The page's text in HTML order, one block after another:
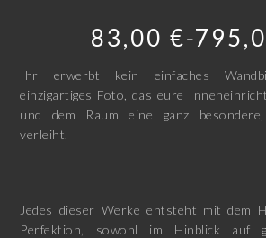
83,00€ –
Ihr erwerbt kein einfaches
einzigartiges Foto, das eure
und dem Raum eine ganz
verleiht.
Jedes dieser Werke entsteht mit dem
Perfektion, sowohl im Hinblick auf